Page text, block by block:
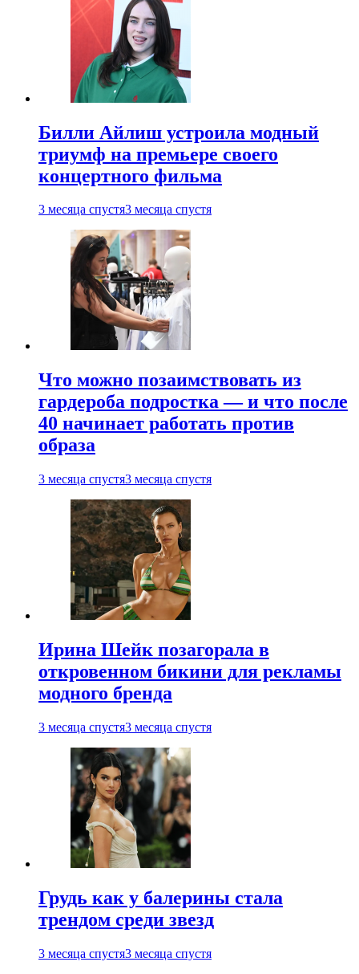
Билли Айлиш устроила модный
триумф на премьере своего
концертного фильма
3 месяца спустя3 месяца спустя
Что можно позаимствовать из
гардероба подростка — и что после
40 начинает работать против
образа
3 месяца спустя3 месяца спустя
Ирина Шейк позагорала в
откровенном бикини для рекламы
модного бренда
3 месяца спустя3 месяца спустя
Грудь как у балерины стала
трендом среди звезд
3 месяца спустя3 месяца спустя